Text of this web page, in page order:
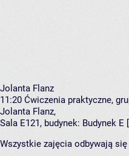
Jolanta Flanz
11:20 Ćwiczenia praktyczne,
Jolanta Flanz,
Sala E121, budynek: Budynek E
Wszystkie zajęcia odbywają się